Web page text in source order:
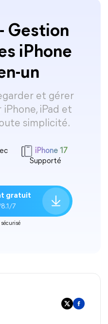
Gestion
iPhone
un
et gérer
iPhone, iPad et
simplicité.
iPhone 17
Supporté
gratuit
7
sécurisé